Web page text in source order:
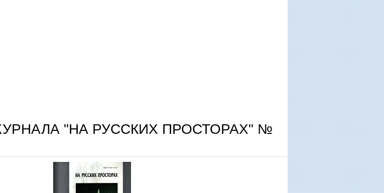
"НА РУССКИХ ПРОСТОРАХ" №